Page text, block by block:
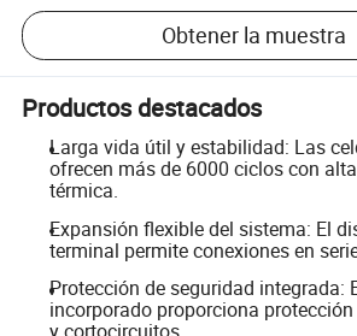
Obtener la muestra
Productos destacados
Larga vida útil y estabilidad: Las
ofrecen más de 6000 ciclos con
térmica.
Expansión flexible del sistema: El
terminal permite conexiones en
Protección de seguridad integrada:
incorporado proporciona